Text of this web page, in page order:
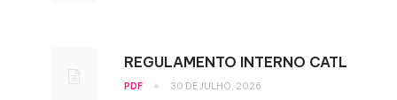
REGULAMENTO INTERNO CATL
PDF • 30 DE JULHO, 2026